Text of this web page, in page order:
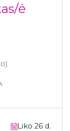
ė
Liko 26 d.